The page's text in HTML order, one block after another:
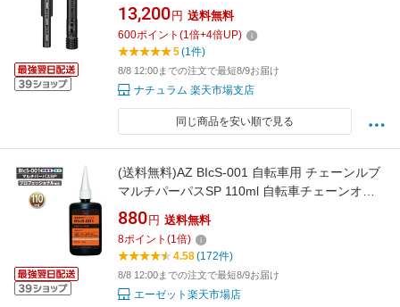
13,200 円 送料無料
600ポイント (1倍+4倍UP)
5(1件)
8/8 12:00までの注文で最短8/9お届け
ナチュラム 楽天市場支店
同じ商品を安い順で見る
(送料無料)AZ BIcS-001 自転車用 チェーンルブ
マルチパーパスSP 110ml 自転車チェーンオイ
ル チェーン油 潤滑剤 自転車オイル 自転車油 チ
ェーン潤滑剤 チェーン用潤滑剤【送料無料(北
海道・沖縄・離島除く)】
880 円 送料無料
8ポイント (1倍)
4.58(172件)
8/8 12:00までの注文で最短8/9お届け
エーゼット楽天市場店